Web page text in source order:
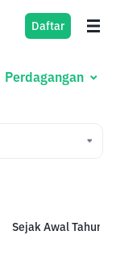
Daftar
Perdagangan
Sejak Awal Tahun